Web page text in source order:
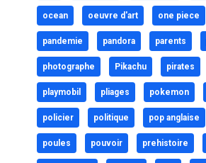
ocean oeuvre d'art one piece
pandemie pandora parents
photographe Pikachu pirates
playmobil pliages pokemon
policier politique pop anglaise
poules pouvoir prehistoire